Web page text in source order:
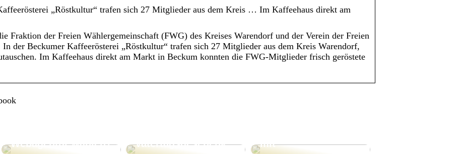
„Röstkultur“ trafen sich 27 Mitglieder aus dem Kreis … Im Kaffeehaus direkt am
Fraktion der Freien Wählergemeinschaft (FWG) des Kreises Warendorf und der Verein der Freien
der Beckumer Kaffeerösterei „Röstkultur“ trafen sich 27 Mitglieder aus dem Kreis Warendorf,
Im Kaffeehaus direkt am Markt in Beckum konnten die FWG-Mitglieder frisch geröstete
Webagentur wählen?
Vatertagsgeschenk
mit